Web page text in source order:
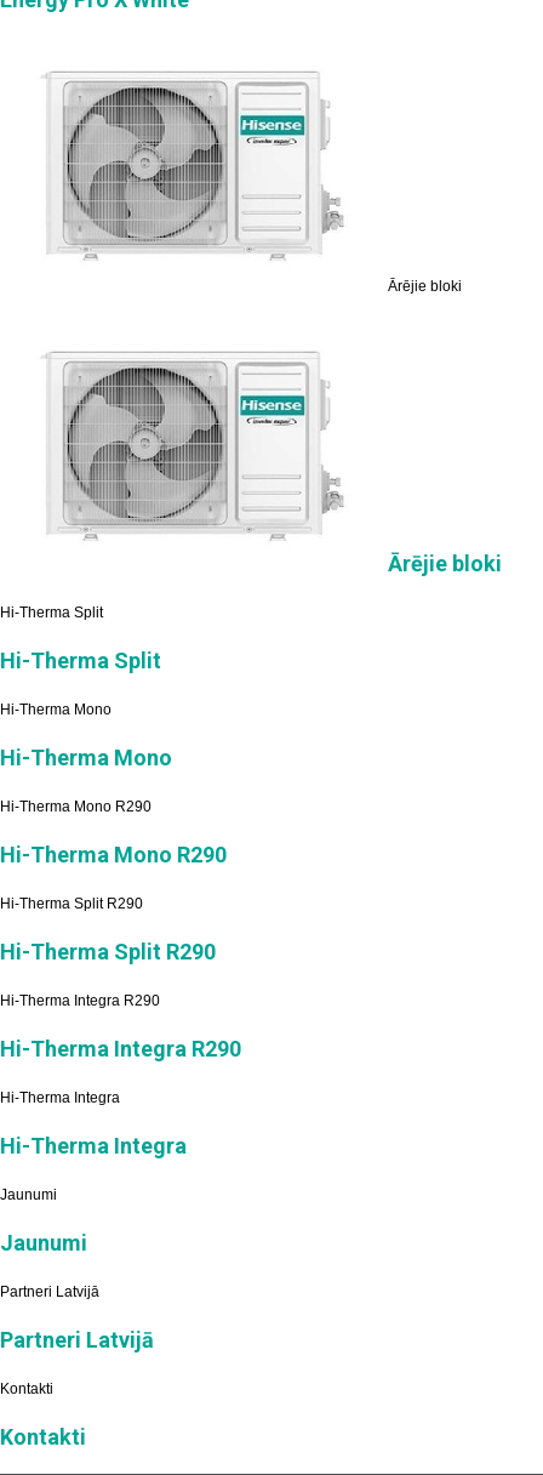
Ārējie bloki
Ārējie bloki
Hi-Therma Split
Hi-Therma Split
Hi-Therma Mono
Hi-Therma Mono
Hi-Therma Mono R290
Hi-Therma Mono R290
Hi-Therma Split R290
Hi-Therma Split R290
Hi-Therma Integra R290
Hi-Therma Integra R290
Hi-Therma Integra
Hi-Therma Integra
Jaunumi
Jaunumi
Partneri Latvijā
Partneri Latvijā
Kontakti
Kontakti